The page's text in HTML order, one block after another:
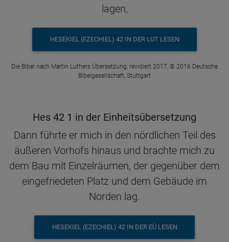
lagen,
HESEKIEL (EZECHIEL) 42 IN DER LUT LESEN
Die Bibel nach Martin Luthers Übersetzung, revidiert 2017, © 2016 Deutsche
Bibelgesellschaft, Stuttgart
Hes 42 1 in der Einheitsübersetzung
Dann führte er mich in den nördlichen Teil des
äußeren Vorhofs hinaus und brachte mich zu
dem Bau mit Einzelräumen, der gegenüber dem
eingefriedeten Platz und dem Gebäude im
Norden lag.
HESEKIEL (EZECHIEL) 42 IN DER EÜ LESEN